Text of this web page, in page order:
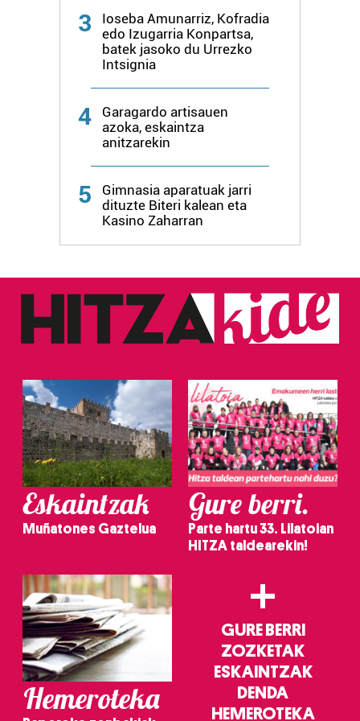
3
Ioseba Amunarriz, Kofradia
edo Izugarria Konpartsa,
batek jasoko du Urrezko
Intsignia
4
Garagardo artisauen
azoka, eskaintza
anitzarekin
5
Gimnasia aparatuak jarri
dituzte Biteri kalean eta
Kasino Zaharran
Eskaintzak
Muñatones Gaztelua
Gure berri.
Parte hartu 33. Lilatoian
HITZA taldearekin!
Hemeroteka
+
GURE BERRI
ZOZKETAK
ESKAINTZAK
DENDA
HEMEROTEKA